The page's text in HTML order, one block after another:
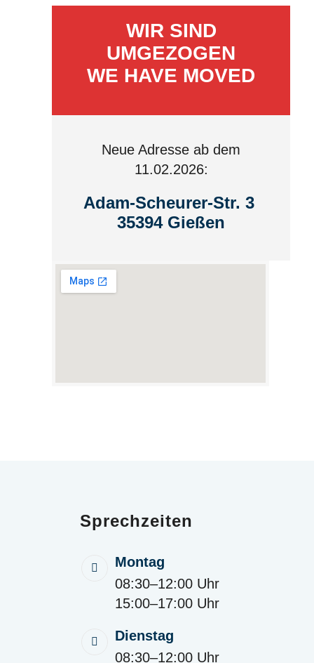
WIR SIND
UMGEZOGEN
WE HAVE MOVED
Neue Adresse ab dem
11.02.2026:
Adam-Scheurer-Str. 3
35394 Gießen
Sprechzeiten
Montag
08:30–12:00 Uhr
15:00–17:00 Uhr
Dienstag
08:30–12:00 Uhr